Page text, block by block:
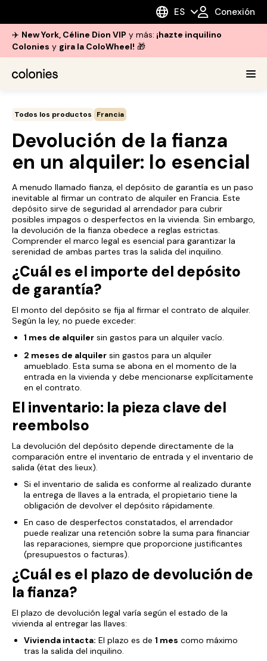
ES Conexión
✈️ New York, Céline Dion VIP y más: ¡hazte inquilino
Colonies y gira la ColoWheel! 🎁
Todos los productos Francia
Devolución de la fianza
en un alquiler: lo esencial
A menudo llamado fianza, el depósito de garantía es un paso
inevitable al firmar un contrato de alquiler en Francia. Este
depósito sirve de seguridad al arrendador para cubrir
posibles impagos o desperfectos en la vivienda. Sin embargo,
la devolución de la fianza obedece a reglas estrictas.
Comprender el marco legal es esencial para garantizar la
serenidad de ambas partes tras la salida del inquilino.
¿Cuál es el importe del depósito
de garantía?
El monto del depósito se fija al firmar el contrato de alquiler.
Según la ley, no puede exceder:
1 mes de alquiler sin gastos para un alquiler vacío.
2 meses de alquiler sin gastos para un alquiler
amueblado. Esta suma se abona en el momento de la
entrada en la vivienda y debe mencionarse explícitamente
en el contrato.
El inventario: la pieza clave del
reembolso
La devolución del depósito depende directamente de la
comparación entre el inventario de entrada y el inventario de
salida (état des lieux).
Si el inventario de salida es conforme al realizado durante
la entrega de llaves a la entrada, el propietario tiene la
obligación de devolver el depósito rápidamente.
En caso de desperfectos constatados, el arrendador
puede realizar una retención sobre la suma para financiar
las reparaciones, siempre que proporcione justificantes
(presupuestos o facturas).
¿Cuál es el plazo de devolución de
la fianza?
El plazo de devolución legal varía según el estado de la
vivienda al entregar las llaves:
Vivienda intacta: El plazo es de 1 mes como máximo
tras la salida del inquilino.